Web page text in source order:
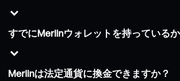
すでにMerlinウォレットを持っている
Merlinは法定通貨に換金できますか？